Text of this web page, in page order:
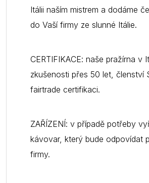
Itálii naším mistrem a dodáme
do Vaší firmy ze slunné Itálie.
CERTIFIKACE: naše pražírna v
zkušenosti přes 50 let, členství
fairtrade certifikaci.
ZAŘÍZENÍ: v případě potřeby
kávovar, který bude odpovídat
firmy.